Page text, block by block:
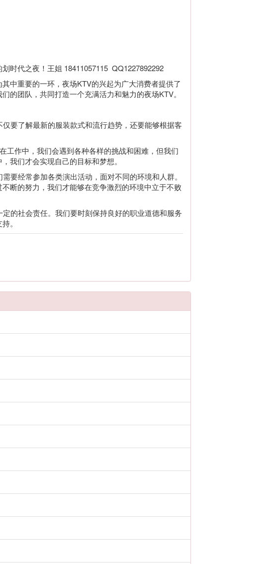
时代之夜！王姐 18411057115 QQ1227892292
中重要的一环，夜场KTV的兴起为广大消费者提供了
的团队，共同打造一个充满活力和魅力的夜场KTV。
要了解最新的服装款式和流行趋势，还要能够根据客
工作中，我们会遇到各种各样的挑战和困难，但我们
我们才会实现自己的目标和梦想。
要经常参加各类演出活动，面对不同的环境和人群。
断的努力，我们才能够在竞争激烈的环境中立于不败
的社会责任。我们要时刻保持良好的职业道德和服务
。